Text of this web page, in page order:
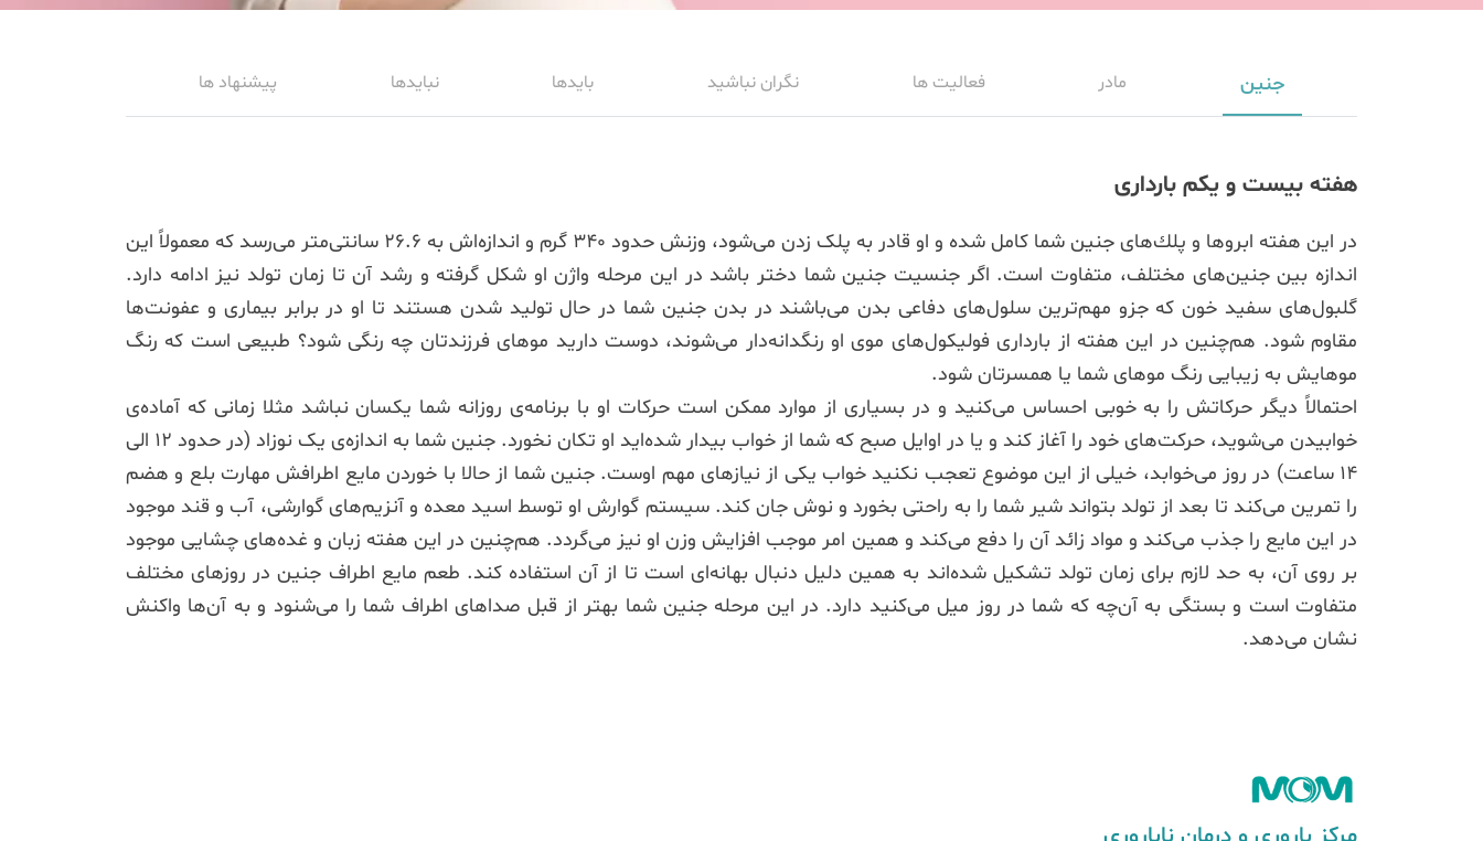
جنین مادر فعالیت ها نگران نباشید بایدها نبایدها پیشنهاد ها
هفته بیست و یکم بارداری
در این هفته ابروها و پلك‌های جنین شما كامل شده و او قادر به پلک زدن می‌شود، وزنش حدود 340 گرم و اندازه‌اش به 26.6 سانتی‌متر می‌رسد که معمولاً این
اندازه بین جنین‌های مختلف، متفاوت است. اگر جنسیت جنین شما دختر باشد در این مرحله واژن او شكل گرفته و رشد آن تا زمان تولد نیز ادامه دارد.
گلبول‌های سفید خون که جزو مهم‌ترین سلول‌های دفاعی بدن می‌باشند در بدن جنین شما در حال تولید شدن هستند تا او در برابر بیماری و عفونت‌ها
مقاوم شود. هم‌چنین در این هفته از بارداری فولیکول‌های موی او رنگدانه‌دار می‌شوند، دوست دارید موهای فرزندتان چه رنگی شود؟ طبیعی است که رنگ
موهایش به زیبایی رنگ موهای شما یا همسرتان شود.
احتمالاً دیگر حرکاتش را به خوبی احساس می‌کنید و در بسیاری از موارد ممکن است حرکات او با برنامه‌ی روزانه شما یکسان نباشد مثلا زمانی که آماده‌ی
خوابیدن می‌شوید، حرکت‌های خود را آغاز کند و یا در اوایل صبح که شما از خواب بیدار شده‌اید او تکان نخورد. جنین شما به اندازه‌ی یک نوزاد (در حدود 12 الی
14 ساعت) در روز می‌خوابد، خیلی از این موضوع تعجب نکنید خواب یکی از نیازهای مهم اوست. جنین شما از حالا با خوردن مایع اطرافش مهارت بلع و هضم
را تمرین می‌کند تا بعد از تولد بتواند شیر شما را به راحتی بخورد و نوش جان کند. سیستم گوارش او توسط اسید معده و آنزیم‌های گوارشی، آب و قند موجود
در این مایع را جذب می‌کند و مواد زائد آن را دفع می‌کند و همین امر موجب افزایش وزن او نیز می‌گردد. هم‌چنین در این هفته زبان و غده‌های چشایی موجود
بر روی آن، به حد لازم برای زمان تولد تشکیل شده‌اند به همین دلیل دنبال بهانه‌ای است تا از آن استفاده کند. طعم مایع اطراف جنین در روزهای مختلف
متفاوت است و بستگی به آن‌چه که شما در روز میل می‌کنید دارد. در این مرحله جنین شما بهتر از قبل صداهای اطراف شما را می‌شنود و به آن‌ها واکنش
نشان می‌دهد.